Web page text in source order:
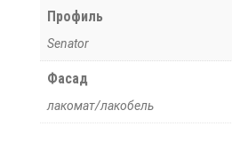
Профиль
Senator
Фасад
лакомат/лакобель